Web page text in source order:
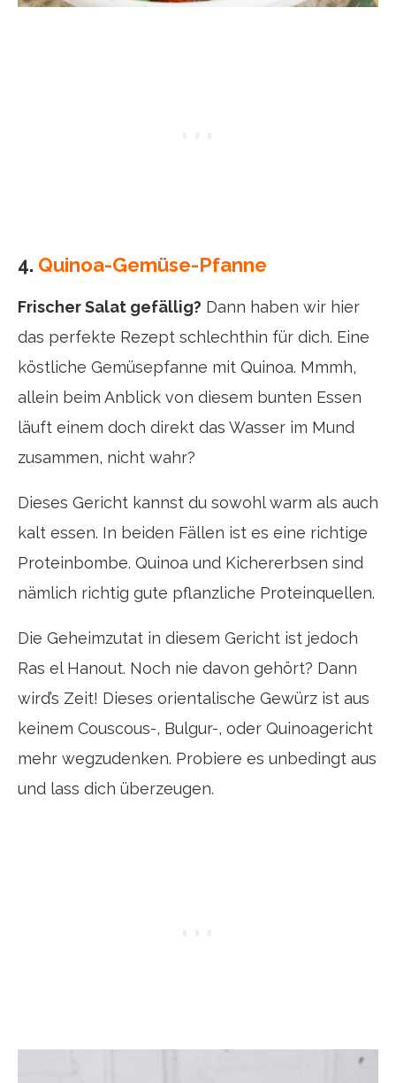
4. Quinoa-Gemüse-Pfanne
Frischer Salat gefällig? Dann haben wir hier
das perfekte Rezept schlechthin für dich. Eine
köstliche Gemüsepfanne mit Quinoa. Mmmh,
allein beim Anblick von diesem bunten Essen
läuft einem doch direkt das Wasser im Mund
zusammen, nicht wahr?
Dieses Gericht kannst du sowohl warm als auch
kalt essen. In beiden Fällen ist es eine richtige
Proteinbombe. Quinoa und Kichererbsen sind
nämlich richtig gute pflanzliche Proteinquellen.
Die Geheimzutat in diesem Gericht ist jedoch
Ras el Hanout. Noch nie davon gehört? Dann
wird’s Zeit! Dieses orientalische Gewürz ist aus
keinem Couscous-, Bulgur-, oder Quinoagericht
mehr wegzudenken. Probiere es unbedingt aus
und lass dich überzeugen.